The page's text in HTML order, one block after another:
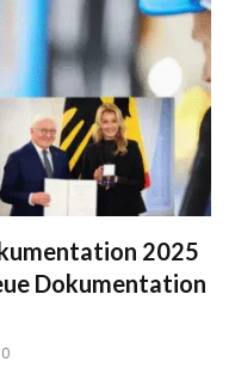
2025
Dokumentation
0